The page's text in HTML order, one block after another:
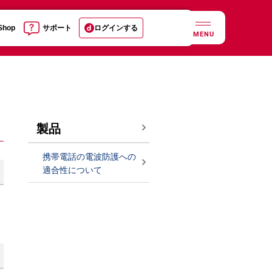
サポート ログインする
MENU
製品
携帯電話の電波防護への
適合性について